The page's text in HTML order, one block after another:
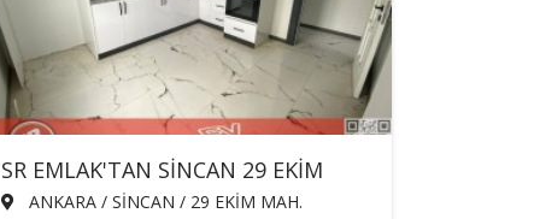
SR EMLAK'TAN SİNCAN 29 EKİM
MAH'DE 3+1 125m² ARA KATTA
ANKARA / SİNCAN / 29 EKİM MAH.